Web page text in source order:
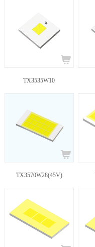
TX3535W10
TX3570W28(45V)